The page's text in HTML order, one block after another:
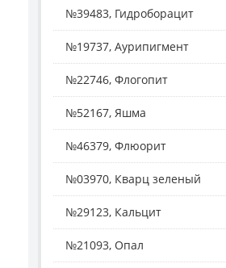
№39483, Гидроборацит
№19737, Аурипигмент
№22746, Флогопит
№52167, Яшма
№46379, Флюорит
№03970, Кварц зеленый
№29123, Кальцит
№21093, Опал